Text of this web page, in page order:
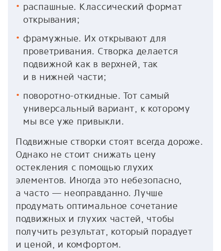
распашные. Классический формат
открывания;
фрамужные. Их открывают для
проветривания. Створка делается
подвижной как в верхней, так
и в нижней части;
поворотно-откидные. Тот самый
универсальный вариант, к которому
мы все уже привыкли.
Подвижные створки стоят всегда дороже.
Однако не стоит снижать цену
остекления с помощью глухих
элементов. Иногда это небезопасно,
а часто — неоправданно. Лучше
продумать оптимальное сочетание
подвижных и глухих частей, чтобы
получить результат, который порадует
и ценой, и комфортом.